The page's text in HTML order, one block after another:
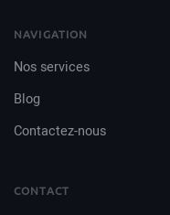
NAVIGATION
Nos services
Blog
Contactez-nous
CONTACT